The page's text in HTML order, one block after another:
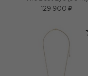
129 900 ₽